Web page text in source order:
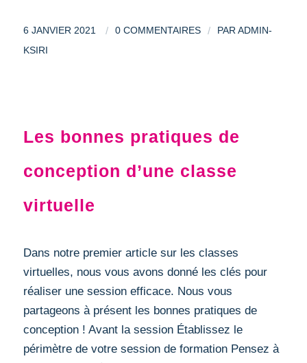
6 JANVIER 2021 / 0 COMMENTAIRES / PAR ADMIN-
KSIRI
Les bonnes pratiques de
conception d’une classe
virtuelle
Dans notre premier article sur les classes
virtuelles, nous vous avons donné les clés pour
réaliser une session efficace. Nous vous
partageons à présent les bonnes pratiques de
conception ! Avant la session Établissez le
périmètre de votre session de formation Pensez à